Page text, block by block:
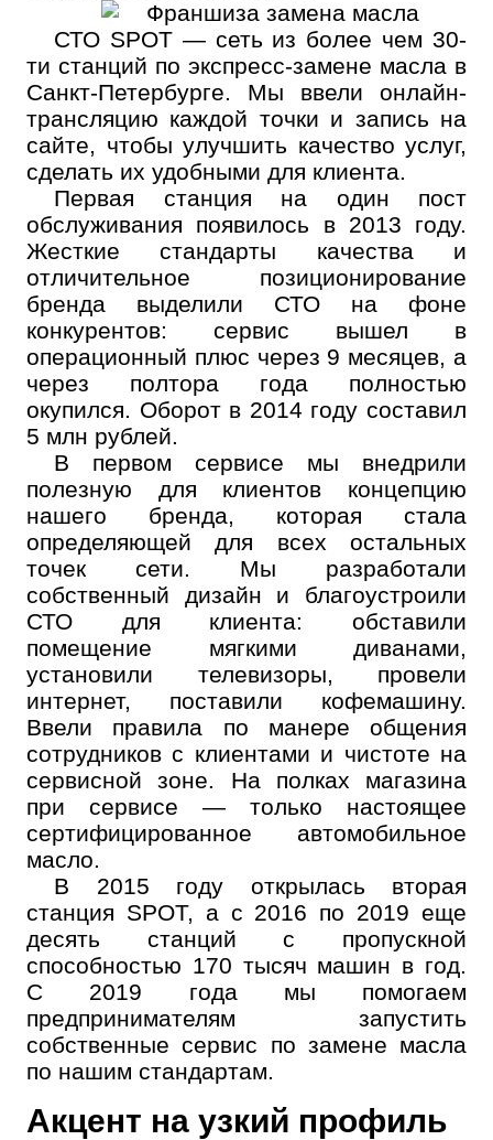
СТО SPOT — сеть из более чем 30-
ти станций по экспресс-замене масла в
Санкт-Петербурге. Мы ввели онлайн-
трансляцию каждой точки и запись на
сайте, чтобы улучшить качество услуг,
сделать их удобными для клиента.
Первая станция на один пост
обслуживания появилось в 2013 году.
Жесткие стандарты качества и
отличительное позиционирование
бренда выделили СТО на фоне
конкурентов: сервис вышел в
операционный плюс через 9 месяцев, а
через полтора года полностью
окупился. Оборот в 2014 году составил
5 млн рублей.
В первом сервисе мы внедрили
полезную для клиентов концепцию
нашего бренда, которая стала
определяющей для всех остальных
точек сети. Мы разработали
собственный дизайн и благоустроили
СТО для клиента: обставили
помещение мягкими диванами,
установили телевизоры, провели
интернет, поставили кофемашину.
Ввели правила по манере общения
сотрудников с клиентами и чистоте на
сервисной зоне. На полках магазина
при сервисе — только настоящее
сертифицированное автомобильное
масло.
В 2015 году открылась вторая
станция SPOT, а с 2016 по 2019 еще
десять станций с пропускной
способностью 170 тысяч машин в год.
С 2019 года мы помогаем
предпринимателям запустить
собственные сервис по замене масла
по нашим стандартам.
Акцент на узкий профиль